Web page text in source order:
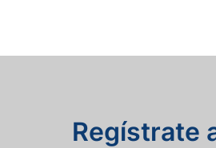
Regístrate